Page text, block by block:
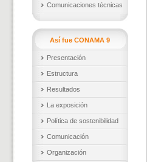
Comunicaciones técnicas
Así fue CONAMA 9
Presentación
Estructura
Resultados
La exposición
Política de sostenibilidad
Comunicación
Organización